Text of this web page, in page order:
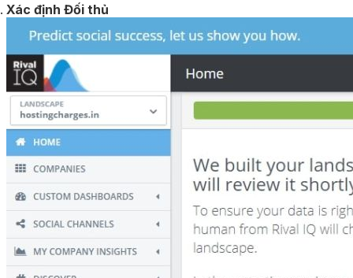
Xác định Đối thủ